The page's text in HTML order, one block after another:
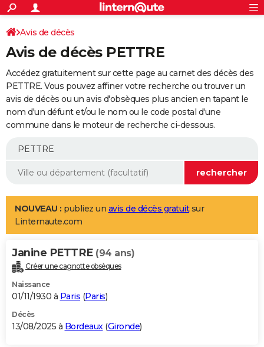
ACTUALITÉS
Politique
Société
Faits Divers
Education
Monde
Villes
+
SPORT
Coupe du monde 2026
Football
Tennis
Cyclisme
Rugby
Forum
Programme TV
TNT
Streaming
Cinéma
Sorties cinéma
Musique
+
FINANCE
Retraite
Epargne
Immobilier
Risques naturels par ville
Banque
Assurance
AUTO
Essais
Réserver un essai
Citadines
Berlines
SUV
Forum auto
+
Mobiles
Meilleur smartphone
Internet
Ordinateurs
Jeux vidéo
Guide high-tech
Aménagement intérieur
LIFESTYLE
Art de vivre
Bien-être
Loisirs
Mode
Modes de vie
Alimentation
Guide de la santé
Maladies
Médicaments
Sommeil
VOYAGE
Destinations
City break
Voyage nature
Voyage de noces
Forum
Climat
+PHOTO
GUIDES D'ACHAT
BONS PLANS
Avis de décès
Avis de décès PETTRE
Accédez gratuitement sur cette page au carnet des décès des
PETTRE. Vous pouvez affiner votre recherche ou trouver un
avis de décès ou un avis d'obsèques plus ancien en tapant le
nom d'un défunt et/ou le nom ou le code postal d'une
commune dans le moteur de recherche ci-dessous.
NOUVEAU : publiez un avis de décès gratuitsur
Linternaute.com
Janine PETTRE (94 ans)
Créer une cagnotte obsèques
Naissance
01/11/1930 à Paris (Paris)
Décès
13/08/2025 à Bordeaux(Gironde)